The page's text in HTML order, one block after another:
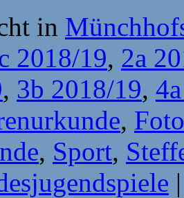
in
2018/19, 2a
, 3b 2018/19,
,
, Sport,
|